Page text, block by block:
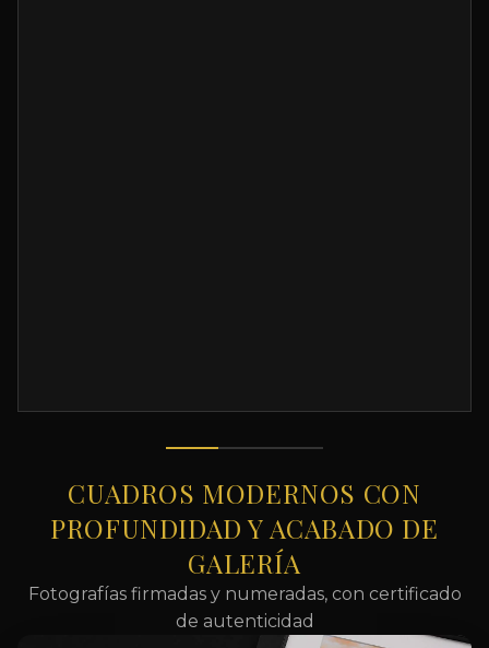
CUADROS MODERNOS CON
PROFUNDIDAD Y ACABADO DE
GALERÍA
Fotografías firmadas y numeradas, con certificado
de autenticidad